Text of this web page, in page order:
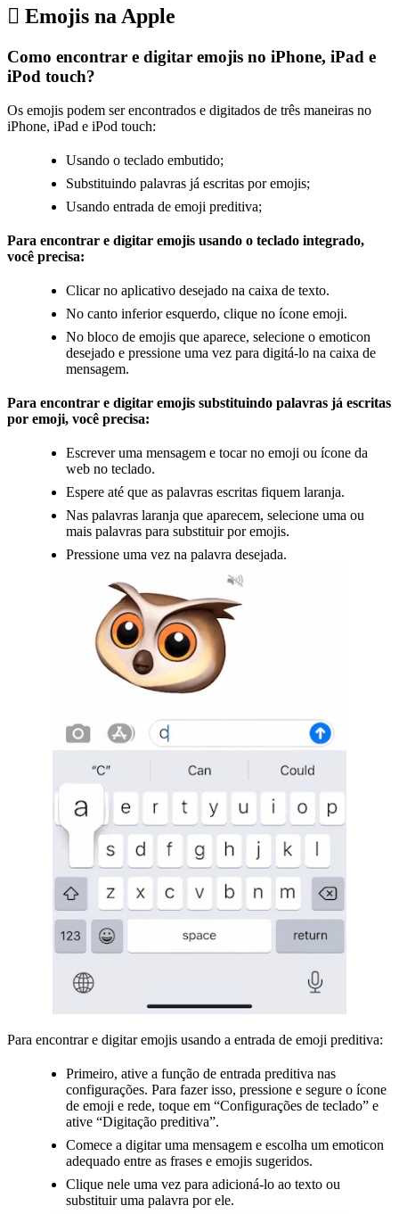
 Emojis na Apple
Como encontrar e digitar emojis no iPhone, iPad e
iPod touch?
Os emojis podem ser encontrados e digitados de três maneiras no
iPhone, iPad e iPod touch:
Usando o teclado embutido;
Substituindo palavras já escritas por emojis;
Usando entrada de emoji preditiva;
Para encontrar e digitar emojis usando o teclado integrado,
você precisa:
Clicar no aplicativo desejado na caixa de texto.
No canto inferior esquerdo, clique no ícone emoji.
No bloco de emojis que aparece, selecione o emoticon
desejado e pressione uma vez para digitá-lo na caixa de
mensagem.
Para encontrar e digitar emojis substituindo palavras já escritas
por emoji, você precisa:
Escrever uma mensagem e tocar no emoji ou ícone da
web no teclado.
Espere até que as palavras escritas fiquem laranja.
Nas palavras laranja que aparecem, selecione uma ou
mais palavras para substituir por emojis.
Pressione uma vez na palavra desejada.
Para encontrar e digitar emojis usando a entrada de emoji preditiva:
Primeiro, ative a função de entrada preditiva nas
configurações. Para fazer isso, pressione e segure o ícone
de emoji e rede, toque em “Configurações de teclado” e
ative “Digitação preditiva”.
Comece a digitar uma mensagem e escolha um emoticon
adequado entre as frases e emojis sugeridos.
Clique nele uma vez para adicioná-lo ao texto ou
substituir uma palavra por ele.